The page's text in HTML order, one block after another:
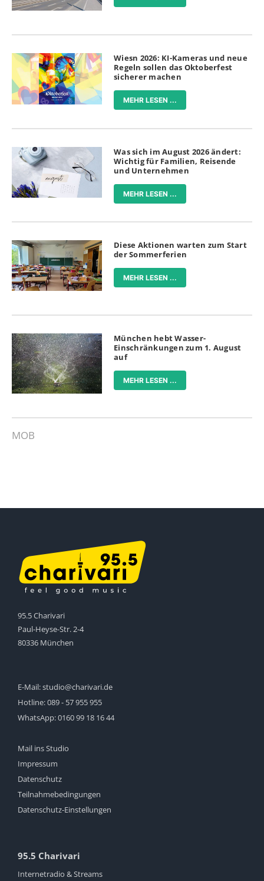
Wiesn 2026: KI-Kameras und neue
Regeln sollen das Oktoberfest
sicherer machen
MEHR LESEN ...
Was sich im August 2026 ändert:
Wichtig für Familien, Reisende
und Unternehmen
MEHR LESEN ...
Diese Aktionen warten zum Start
der Sommerferien
MEHR LESEN ...
München hebt Wasser-
Einschränkungen zum 1. August
auf
MEHR LESEN ...
MOB
95.5 Charivari
Paul-Heyse-Str. 2-4
80336 München
E-Mail:studio@charivari.de
Hotline:089 - 57 955 955
WhatsApp:0160 99 18 16 44
Mail ins Studio
Impressum
Datenschutz
Teilnahmebedingungen
Datenschutz-Einstellungen
95.5 Charivari
Internetradio & Streams